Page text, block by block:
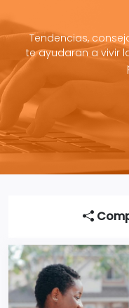
Tendencias,
te ayudaran a vivir